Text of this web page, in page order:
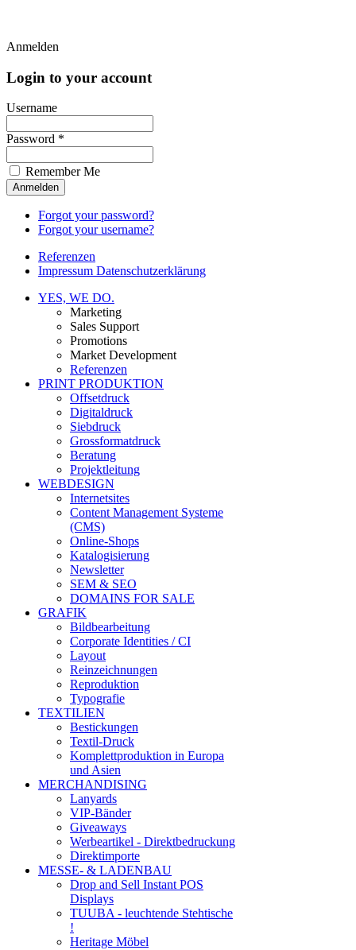
Anmelden
Login to your account
Username
Password *
Remember Me
Forgot your password?
Forgot your username?
Referenzen
Impressum Datenschutzerklärung
YES, WE DO.
Marketing
Sales Support
Promotions
Market Development
Referenzen
PRINT PRODUKTION
Offsetdruck
Digitaldruck
Siebdruck
Grossformatdruck
Beratung
Projektleitung
WEBDESIGN
Internetsites
Content Management Systeme
(CMS)
Online-Shops
Katalogisierung
Newsletter
SEM & SEO
DOMAINS FOR SALE
GRAFIK
Bildbearbeitung
Corporate Identities / CI
Layout
Reinzeichnungen
Reproduktion
Typografie
TEXTILIEN
Bestickungen
Textil-Druck
Komplettproduktion in Europa
und Asien
MERCHANDISING
Lanyards
VIP-Bänder
Giveaways
Werbeartikel - Direktbedruckung
Direktimporte
MESSE- & LADENBAU
Drop and Sell Instant POS
Displays
TUUBA - leuchtende Stehtische
!
Heritage Möbel